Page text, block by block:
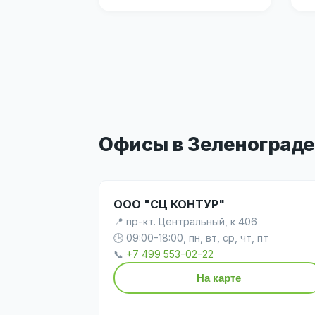
Офисы в Зеленограде
ООО "СЦ КОНТУР"
📍 пр-кт. Центральный, к 406
🕒 09:00-18:00, пн, вт, ср, чт, пт
📞 +7 499 553-02-22
На карте